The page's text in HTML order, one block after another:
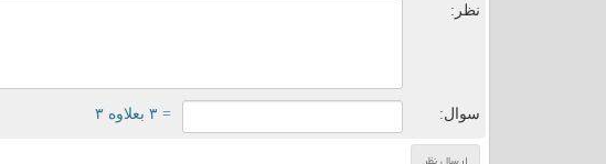
نظر:
سوال: = ۳ بعلاوه ۳